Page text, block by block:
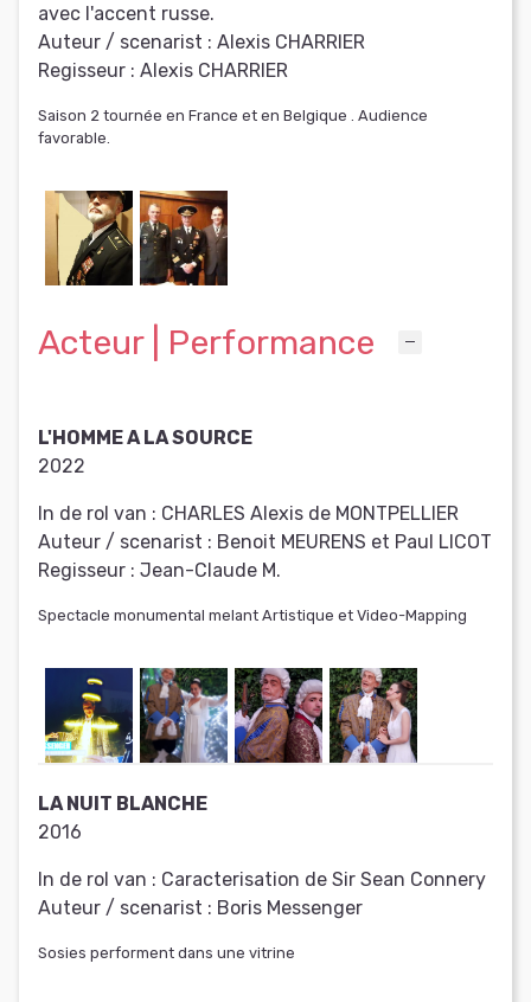
avec l'accent russe.
Auteur / scenarist : Alexis CHARRIER
Regisseur : Alexis CHARRIER
Saison 2 tournée en France et en Belgique . Audience
favorable.
Acteur | Performance
L'HOMME A LA SOURCE
2022
In de rol van : CHARLES Alexis de MONTPELLIER
Auteur / scenarist : Benoit MEURENS et Paul LICOT
Regisseur : Jean-Claude M.
Spectacle monumental melant Artistique et Video-Mapping
LA NUIT BLANCHE
2016
In de rol van : Caracterisation de Sir Sean Connery
Auteur / scenarist : Boris Messenger
Sosies performent dans une vitrine